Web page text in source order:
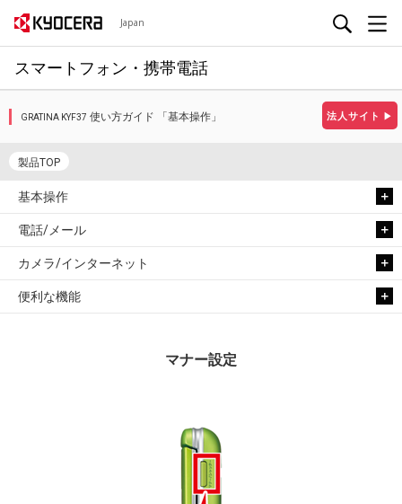
Japan
スマートフォン・携帯電話
法人サイト ▶
GRATINA KYF37 使い方ガイド 「基本操作」
製品TOP
基本操作
電話/メール
カメラ/インターネット
便利な機能
マナー設定